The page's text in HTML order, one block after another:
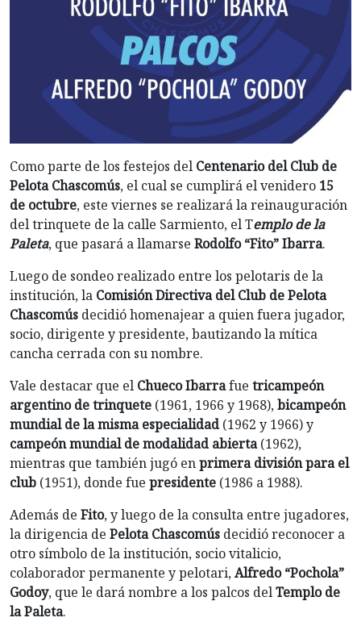
Como parte de los festejos del Centenario del Club de
Pelota Chascomús, el cual se cumplirá el venidero 15
de octubre, este viernes se realizará la reinauguración
del trinquete de la calle Sarmiento, el Templo de la
Paleta, que pasará a llamarse Rodolfo “Fito” Ibarra.
Luego de sondeo realizado entre los pelotaris de la
institución, la Comisión Directiva del Club de Pelota
Chascomús decidió homenajear a quien fuera jugador,
socio, dirigente y presidente, bautizando la mítica
cancha cerrada con su nombre.
Vale destacar que el Chueco Ibarrafue tricampeón
argentino de trinquete (1961, 1966 y 1968),bicampeón
mundial de la misma especialidad (1962 y 1966) y
campeón mundial de modalidad abierta(1962),
mientras que también jugó enprimera división para el
club (1951), donde fue presidente (1986 a 1988).
Además de Fito, y luego de la consulta entre jugadores,
la dirigencia de Pelota Chascomús decidió reconocer a
otro símbolo de la institución, socio vitalicio,
colaborador permanente y pelotari,Alfredo “Pochola”
Godoy, que le dará nombre a los palcos delTemplo de
la Paleta.